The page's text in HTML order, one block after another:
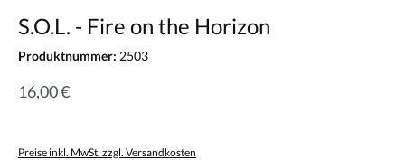
S.O.L. - Fire on the Horizon
Produktnummer: 2503
16,00 €
Preise inkl. MwSt. zzgl. Versandkosten